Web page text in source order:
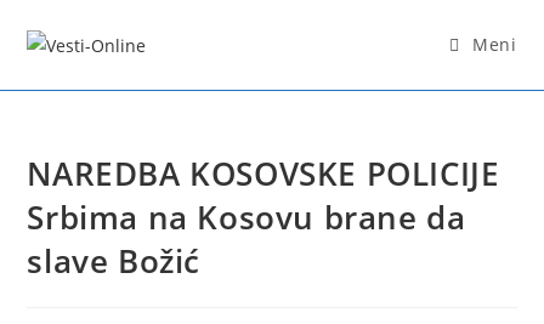
Meni
NAREDBA KOSOVSKE POLICIJE
Srbima na Kosovu brane da
slave Božić